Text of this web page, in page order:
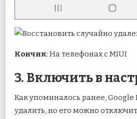
Кончик: На телефонах с MIUI
3. Включить в
Как упоминалось ранее, Google
удалить, но его можно